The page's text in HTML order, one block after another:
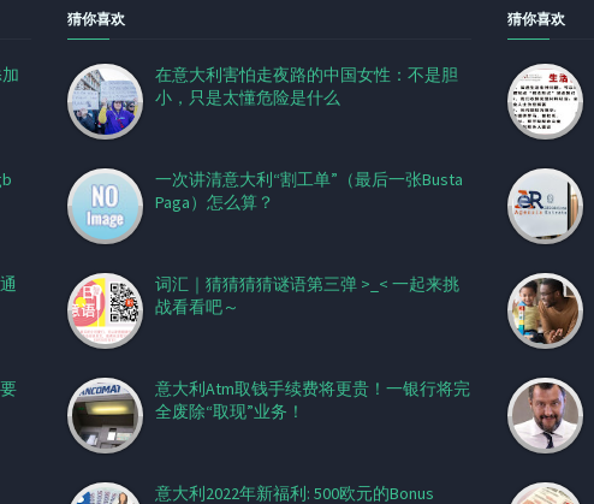
猜你喜欢
在意大利害怕走夜路的中国女性：不是胆
小，只是太懂危险是什么
一次讲清意大利“割工单”（最后一张Busta
Paga）怎么算？
词汇｜猜猜猜猜谜语第三弹 >_< 一起来挑
战看看吧～
意大利Atm取钱手续费将更贵！一银行将完
全废除“取现”业务！
意大利2022年新福利: 500欧元的Bonus
猜你喜欢